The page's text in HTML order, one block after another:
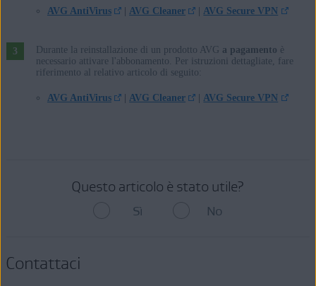
Apple macOS 10.15.x (Catalina)
Apple macOS 10.13.x (High Sierra)
Apple macOS 10.12.x (Sierra)
Google Android 6.0 (Marshmallow, API 23) o versione successiva
AVG AntiVirus AVG Cleaner AVG Secure VPN
Durante la reinstallazione di un prodotto AVG a pagamento è
necessario attivare l'abbonamento. Per istruzioni dettagliate, fare
riferimento al relativo articolo di seguito:
AVG AntiVirus AVG Cleaner AVG Secure VPN
Questo articolo è stato utile?
Sì No
Contattaci